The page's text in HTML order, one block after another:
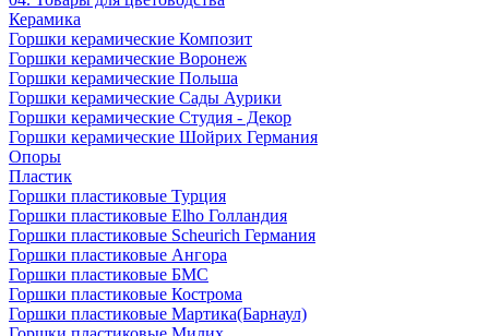
Керамика
Горшки керамические Композит
Горшки керамические Воронеж
Горшки керамические Польша
Горшки керамические Сады Аурики
Горшки керамические Студия - Декор
Горшки керамические Шойрих Германия
Опоры
Пластик
Горшки пластиковые Турция
Горшки пластиковые Elho Голландия
Горшки пластиковые Scheuriсh Германия
Горшки пластиковые Ангора
Горшки пластиковые БМС
Горшки пластиковые Кострома
Горшки пластиковые Мартика(Барнаул)